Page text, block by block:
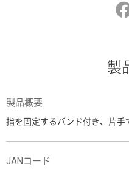
製
製品概要
指を固定するバンド付き、片手
JANコード